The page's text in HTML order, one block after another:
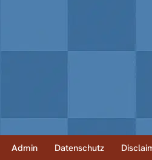
Admin Datenschutz